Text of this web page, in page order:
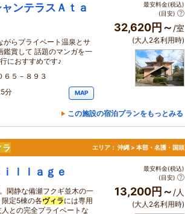
ンテラスＡｔａ
がらプライベート温泉とサ
鑑賞して 話題のマンガを一
におすすめです♪
６５－８９３
分 MAP
最安料金(税込)
(目安)
32,620円～ /室
(大人2名利用時)
この施設の宿泊プランをもっとみる
ラ エリア： 沖縄 > 本部・名護・国頭
ｌｌａｇｅ
閑静な備瀬フクギ並木の一
限定5棟の各ヴィラには専用
との完全プライベートな
最安料金(税込)
(目安)
13,200円～ /人
(大人2名利用時)